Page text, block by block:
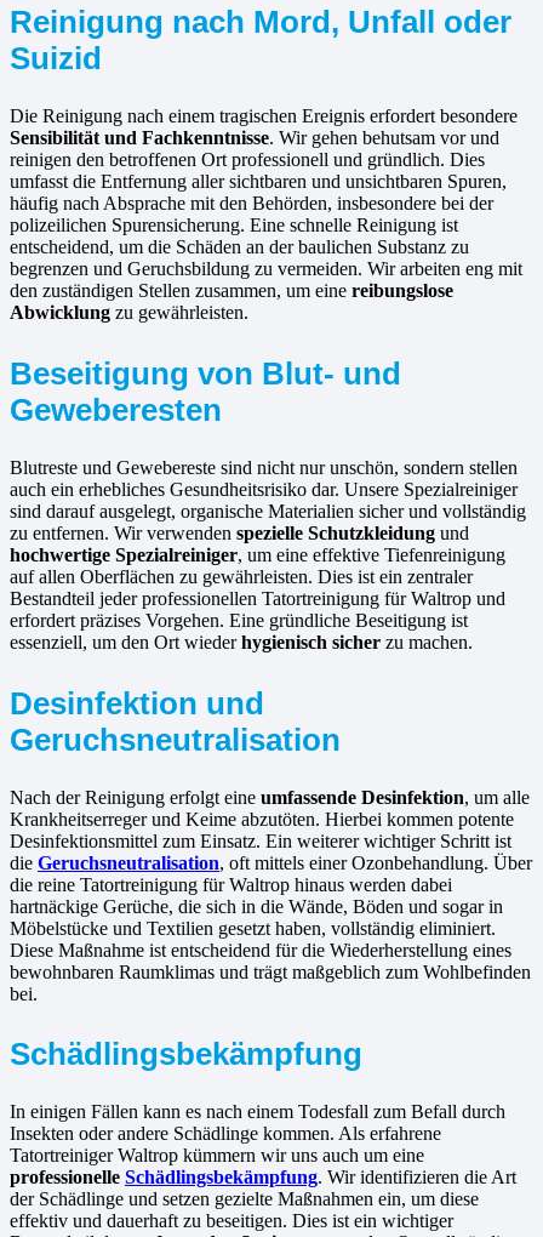
Reinigung nach Mord, Unfall oder
Suizid
Die Reinigung nach einem tragischen Ereignis erfordert besondere
Sensibilität und Fachkenntnisse. Wir gehen behutsam vor und
reinigen den betroffenen Ort professionell und gründlich. Dies
umfasst die Entfernung aller sichtbaren und unsichtbaren Spuren,
häufig nach Absprache mit den Behörden, insbesondere bei der
polizeilichen Spurensicherung. Eine schnelle Reinigung ist
entscheidend, um die Schäden an der baulichen Substanz zu
begrenzen und Geruchsbildung zu vermeiden. Wir arbeiten eng mit
den zuständigen Stellen zusammen, um eine reibungslose
Abwicklung zu gewährleisten.
Beseitigung von Blut- und
Geweberesten
Blutreste und Gewebereste sind nicht nur unschön, sondern stellen
auch ein erhebliches Gesundheitsrisiko dar. Unsere Spezialreiniger
sind darauf ausgelegt, organische Materialien sicher und vollständig
zu entfernen. Wir verwenden spezielle Schutzkleidung und
hochwertige Spezialreiniger, um eine effektive Tiefenreinigung
auf allen Oberflächen zu gewährleisten. Dies ist ein zentraler
Bestandteil jeder professionellen Tatortreinigung für Waltrop und
erfordert präzises Vorgehen. Eine gründliche Beseitigung ist
essenziell, um den Ort wiederhygienisch sicher zu machen.
Desinfektion und
Geruchsneutralisation
Nach der Reinigung erfolgt eine umfassende Desinfektion, um alle
Krankheitserreger und Keime abzutöten. Hierbei kommen potente
Desinfektionsmittel zum Einsatz. Ein weiterer wichtiger Schritt ist
die Geruchsneutralisation, oft mittels einer Ozonbehandlung. Über
die reine Tatortreinigung für Waltrop hinaus werden dabei
hartnäckige Gerüche, die sich in die Wände, Böden und sogar in
Möbelstücke und Textilien gesetzt haben, vollständig eliminiert.
Diese Maßnahme ist entscheidend für die Wiederherstellung eines
bewohnbaren Raumklimas und trägt maßgeblich zum Wohlbefinden
bei.
Schädlingsbekämpfung
In einigen Fällen kann es nach einem Todesfall zum Befall durch
Insekten oder andere Schädlinge kommen. Als erfahrene
Tatortreiniger Waltrop kümmern wir uns auch um eine
professionelle Schädlingsbekämpfung. Wir identifizieren die Art
der Schädlinge und setzen gezielte Maßnahmen ein, um diese
effektiv und dauerhaft zu beseitigen. Dies ist ein wichtiger